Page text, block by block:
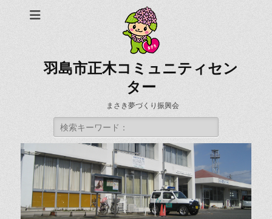
羽島市正木コミュニティセン
ター
まさき夢づくり振興会
検
索: